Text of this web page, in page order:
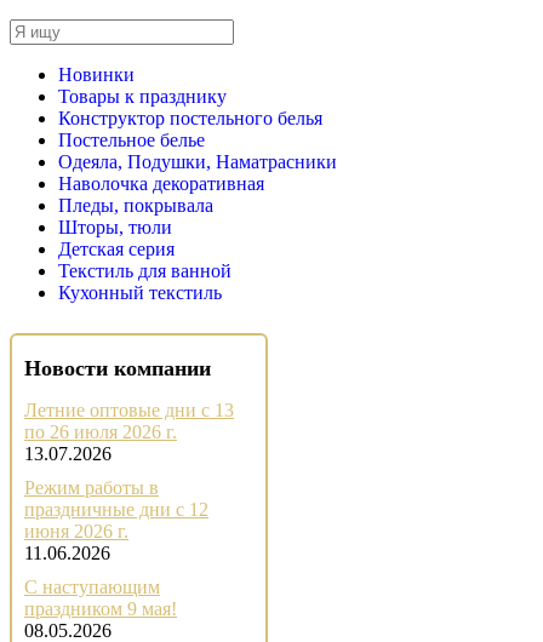
Новинки
Товары к празднику
Конструктор постельного белья
Постельное белье
Одеяла, Подушки, Наматрасники
Наволочка декоративная
Пледы, покрывала
Шторы, тюли
Детская серия
Текстиль для ванной
Кухонный текстиль
Новости компании
Летние оптовые дни с 13
по 26 июля 2026 г.
13.07.2026
Режим работы в
праздничные дни с 12
июня 2026 г.
11.06.2026
С наступающим
праздником 9 мая!
08.05.2026